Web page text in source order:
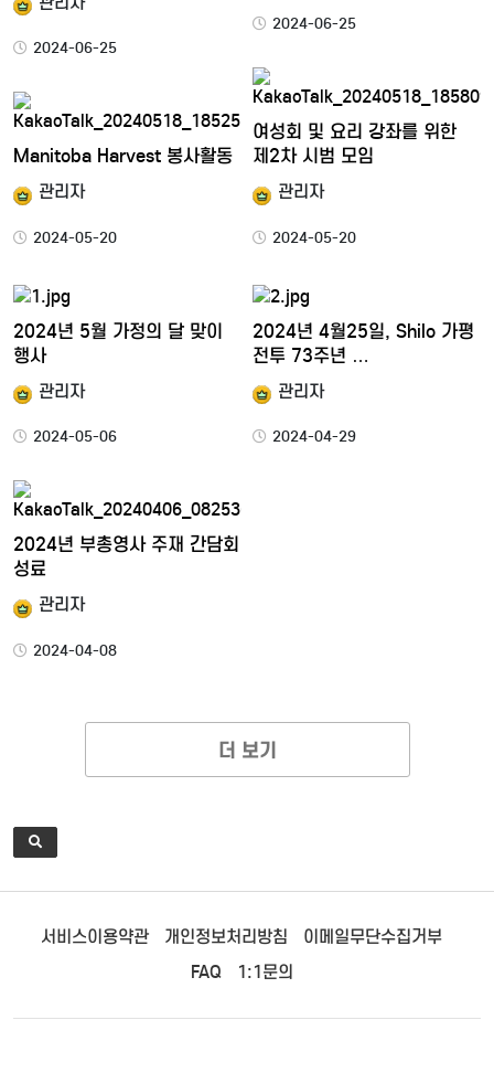
2024-06-25
2024-06-25
여성회 및 요리 강좌를 위한
제2차 시범 모임
관리자
2024-05-20
Manitoba Harvest 봉사활동
관리자
2024-05-20
2024년 5월 가정의 달 맞이
행사
관리자
2024-05-06
2024년 4월25일, Shilo 가평
전투 73주년 …
관리자
2024-04-29
2024년 부총영사 주재 간담회
성료
관리자
2024-04-08
더 보기
서비스이용약관 개인정보처리방침
이메일무단수집거부
FAQ
1:1문의